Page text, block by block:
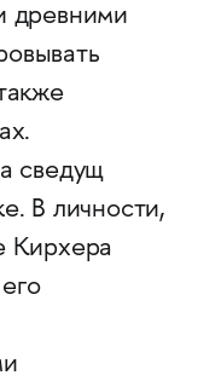
древними
сведущ
В личности,
Кирхера